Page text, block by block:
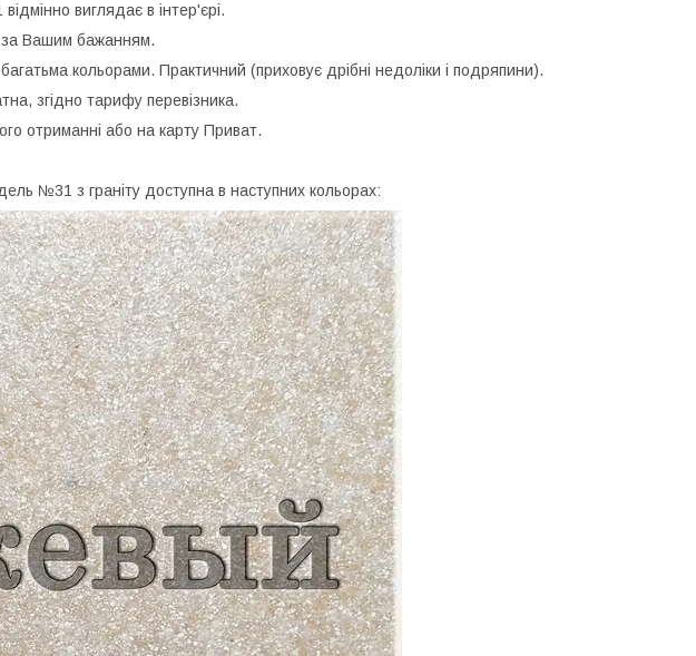
виглядає в інтер'єрі.
за Вашим бажанням.
кольорами. Практичний (приховує дрібні недоліки і подряпини).
згідно тарифу перевізника.
отриманні або на карту Приват.
№31 з граніту доступна в наступних кольорах: